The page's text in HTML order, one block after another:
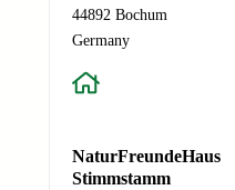
i
c
t
M
44892 Bochum
Germany
NaturFreundeHaus
Stimmstamm